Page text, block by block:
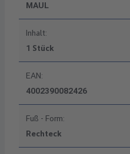
MAUL
Inhalt:
1 Stück
EAN:
4002390082426
Fuß - Form:
Rechteck